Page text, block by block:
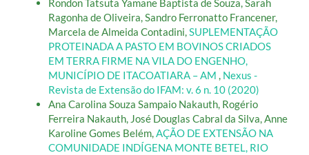
Rondon Tatsuta Yamane Baptista de Souza, Sarah
Ragonha de Oliveira, Sandro Ferronatto Francener,
Marcela de Almeida Contadini,SUPLEMENTAÇÃO
PROTEINADA A PASTO EM BOVINOS CRIADOS
EM TERRA FIRME NA VILA DO ENGENHO,
MUNICÍPIO DE ITACOATIARA – AM , Nexus -
Revista de Extensão do IFAM: v. 6 n. 10 (2020)
Ana Carolina Souza Sampaio Nakauth, Rogério
Ferreira Nakauth, José Douglas Cabral da Silva, Anne
Karoline Gomes Belém,AÇÃO DE EXTENSÃO NA
COMUNIDADE INDÍGENA MONTE BETEL, RIO